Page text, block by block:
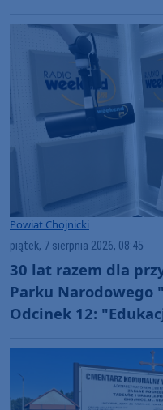
Powiat Chojnicki
piątek, 7 sierpnia 2026, 08:45
30 lat razem dla
Parku Narodowego
Odcinek 12: